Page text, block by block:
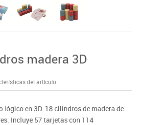
madera 3D
del artículo
lógico en 3D. 18 cilindros de madera de
Incluye 57 tarjetas con 114